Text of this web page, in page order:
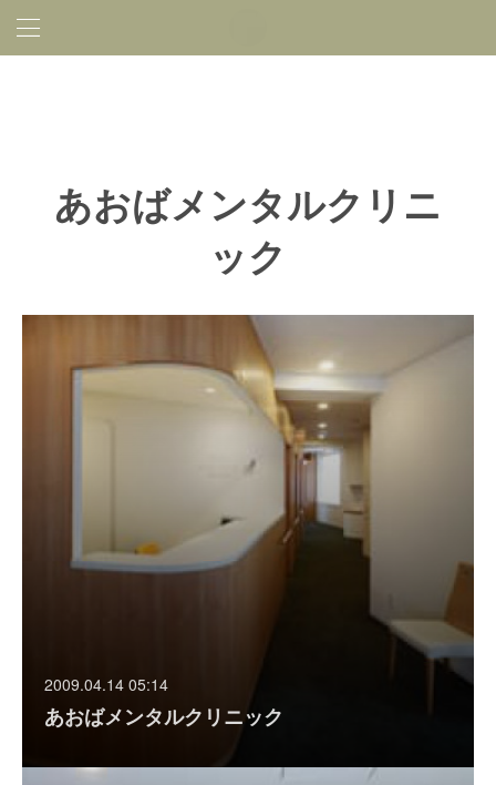
あおばメンタルクリニ
ック
2009.04.14 05:14
あおばメンタルクリニック